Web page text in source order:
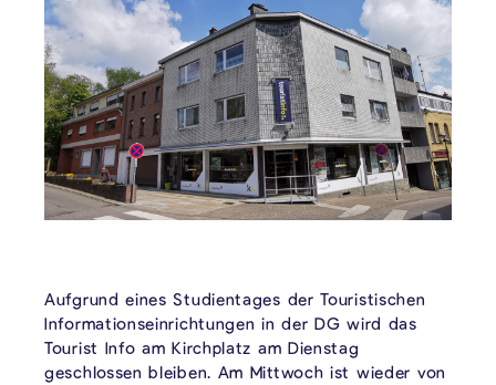
Aufgrund eines Studientages der Touristischen
Informationseinrichtungen in der DG wird das
Tourist Info am Kirchplatz am Dienstag
geschlossen bleiben. Am Mittwoch ist wieder von